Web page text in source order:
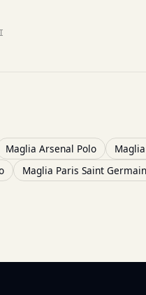
Maglia Arsenal Polo
Maglia Paris Saint